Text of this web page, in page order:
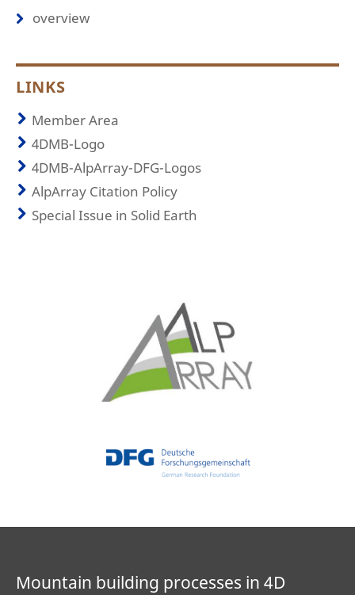
overview
LINKS
Member Area
4DMB-Logo
4DMB-AlpArray-DFG-Logos
AlpArray Citation Policy
Special Issue in Solid Earth
Mountain building processes in 4D